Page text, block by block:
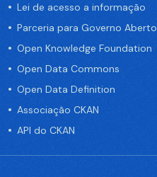
Lei de acesso a informação
Parceria para Governo Aberto
Open Knowledge Foundation
Open Data Commons
Open Data Definition
Associação CKAN
API do CKAN